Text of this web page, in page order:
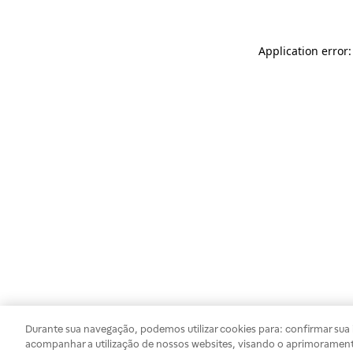
Application
Durante sua navegação, podemos utilizar cookies para: confirmar
acompanhar a utilização de nossos websites, visando o